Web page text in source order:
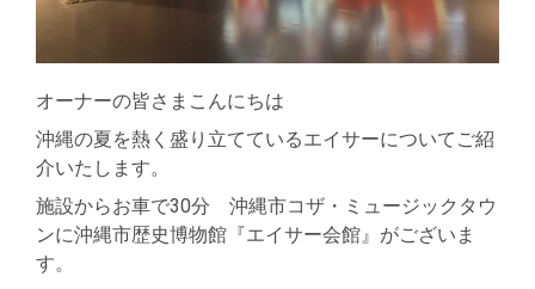
オーナーの皆さまこんにちは
沖縄の夏を熱く盛り立てているエイサーについてご紹
介いたします。
施設からお車で30分 沖縄市コザ・ミュージックタウ
ンに沖縄市歴史博物館『エイサー会館』がございま
す。